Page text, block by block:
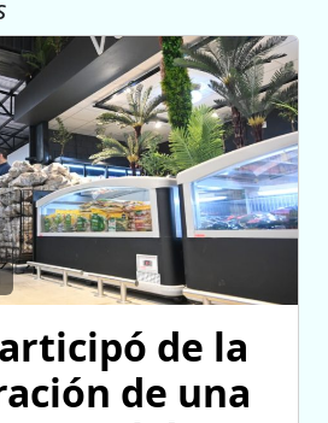
de la
de una